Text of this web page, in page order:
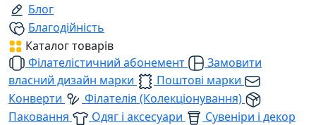
Блог
Благодійність
Каталог товарів
Філателістичний абонемент
Замовити
власний дизайн марки
Поштові марки
Конверти
Філателія (Колекціонування)
Паковання
Одяг і аксесуари
Сувеніри і декор